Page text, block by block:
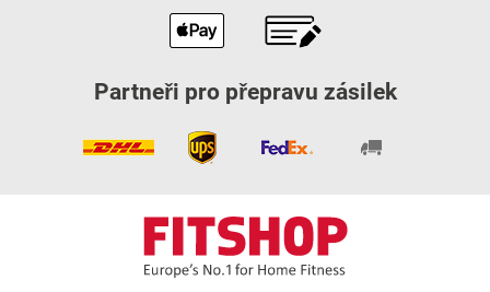
Partneři pro přepravu zásilek